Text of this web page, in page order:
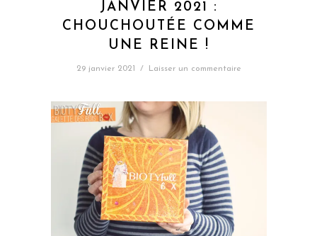
JANVIER 2021 :
CHOUCHOUTÉE COMME
UNE REINE !
29 janvier 2021 / Laisser un commentaire